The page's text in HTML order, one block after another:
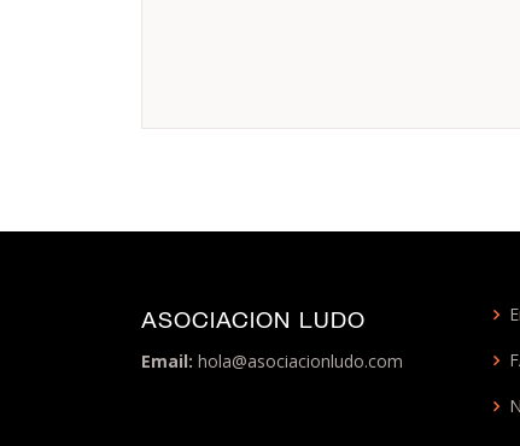
ASOCIACION LUDO
Email: hola@asociacionludo.com